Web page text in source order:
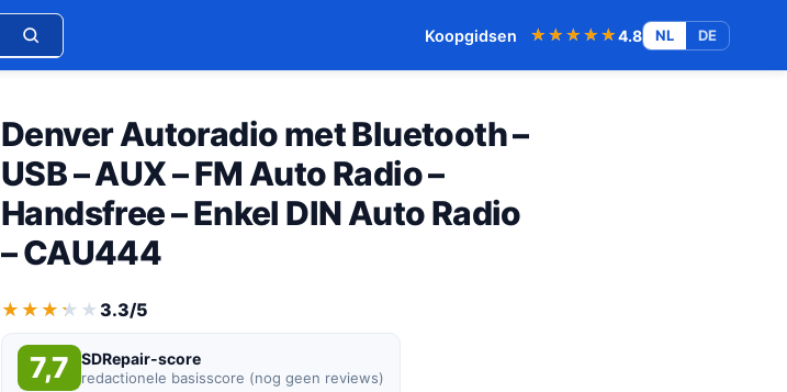
Koopgidsen ★★★★★
★★★★★4.8 NL DE
Denver Autoradio met Bluetooth –
USB – AUX – FM Auto Radio –
Handsfree – Enkel DIN Auto Radio
– CAU444
★★★★★
★★★★★ 3.3/5
7,7 SDRepair-score
redactionele basisscore (nog geen reviews)